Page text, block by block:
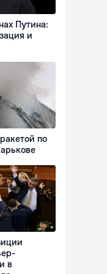
Путина:
и
по
в